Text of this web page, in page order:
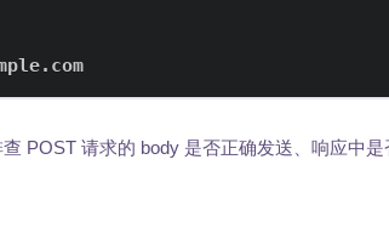
POST 请求的 body 是否正确发送、响应中